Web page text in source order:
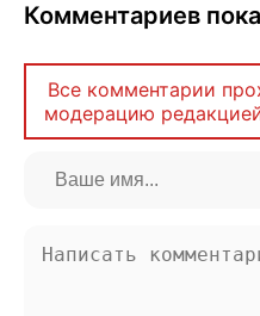
Комментариев
Все комментарии
модерацию